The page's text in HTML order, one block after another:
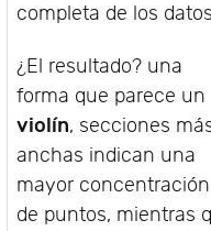
completa de los
¿El resultado? una
forma que parece un
violín, secciones
anchas indican una
mayor concentración
de puntos, mientras